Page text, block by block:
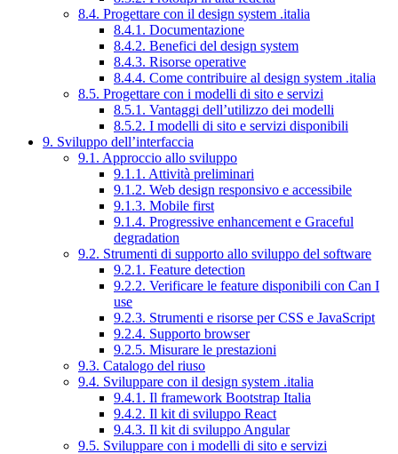
8.4. Progettare con il design system .italia
8.4.1. Documentazione
8.4.2. Benefici del design system
8.4.3. Risorse operative
8.4.4. Come contribuire al design system .italia
8.5. Progettare con i modelli di sito e servizi
8.5.1. Vantaggi dell’utilizzo dei modelli
8.5.2. I modelli di sito e servizi disponibili
9. Sviluppo dell’interfaccia
9.1. Approccio allo sviluppo
9.1.1. Attività preliminari
9.1.2. Web design responsivo e accessibile
9.1.3. Mobile first
9.1.4. Progressive enhancement e Graceful
degradation
9.2. Strumenti di supporto allo sviluppo del software
9.2.1. Feature detection
9.2.2. Verificare le feature disponibili con Can I
use
9.2.3. Strumenti e risorse per CSS e JavaScript
9.2.4. Supporto browser
9.2.5. Misurare le prestazioni
9.3. Catalogo del riuso
9.4. Sviluppare con il design system .italia
9.4.1. Il framework Bootstrap Italia
9.4.2. Il kit di sviluppo React
9.4.3. Il kit di sviluppo Angular
9.5. Sviluppare con i modelli di sito e servizi